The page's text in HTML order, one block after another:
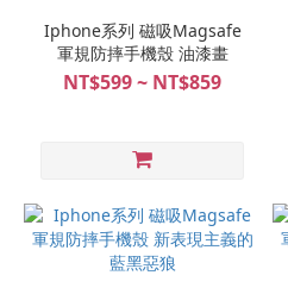
Iphone系列 磁吸Magsafe
軍規防摔手機殼 油漆畫
NT$599 ~ NT$859